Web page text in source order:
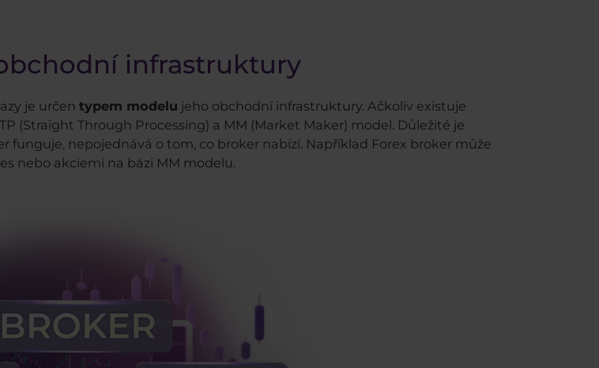
infrastruktury
je určen typem modelu jeho obchodní infrastruktury. Ačkoliv existuje
(Straight Through Processing) a MM (Market Maker) model. Důležité je
nepojednává o tom, co broker nabízí. Například Forex broker může
nebo akciemi na bázi MM modelu.